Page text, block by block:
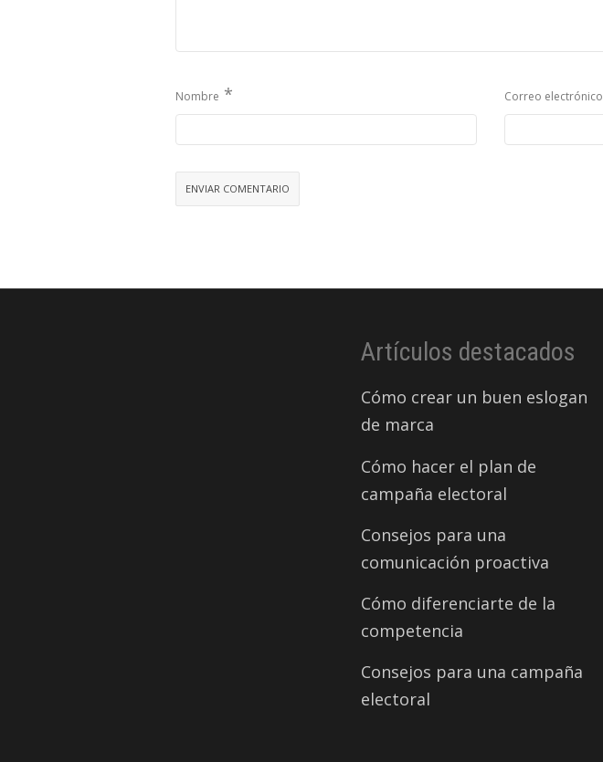
Nombre * Correo electrónico
Artículos destacados
Cómo crear un buen eslogan
de marca
Cómo hacer el plan de
campaña electoral
Consejos para una
comunicación proactiva
Cómo diferenciarte de la
competencia
Consejos para una campaña
electoral